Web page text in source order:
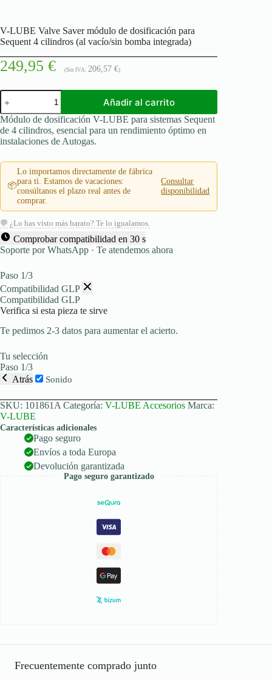
V-LUBE Valve Saver módulo de dosificación para
Sequent 4 cilindros (al vacío/sin bomba integrada)
249,95 € (Sin IVA: 206,57 €)
V-
LUBE
Valve
Saver
módulo
de
para
Sequent
cilindros
(al
vacío/sin
bomba
integrada)
cantidad
Añadir al carrito
Módulo de dosificación V-LUBE para sistemas Sequent
de 4 cilindros, esencial para un rendimiento óptimo en
instalaciones de Autogas.
📦
Lo importamos directamente de fábrica
para ti. Estamos de vacaciones:
consúltanos el plazo real antes de
comprar.
Consultar
disponibilidad
💬 ¿Lo has visto más barato? Te lo igualamos.
Comprobar compatibilidad en 30 s
Soporte por WhatsApp · Te atendemos ahora
Paso 1/3
Compatibilidad GLP
Compatibilidad GLP
Verifica si esta pieza te sirve
Te pedimos 2-3 datos para aumentar el acierto.
Tu selección
Paso 1/3
Atrás
Sonido
SKU: 101861A Categoría: V-LUBE Accesorios Marca:
V-LUBE
Características adicionales
Pago seguro
Envíos a toda Europa
Devolución garantizada
Pago seguro garantizado
Frecuentemente comprado junto